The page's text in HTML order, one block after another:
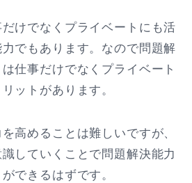
けでなくプライベートにも活
でもあります。なので問題解
仕事だけでなくプライベート
ットがあります。
高めることは難しいですが、
していくことで問題解決能力
できるはずです。